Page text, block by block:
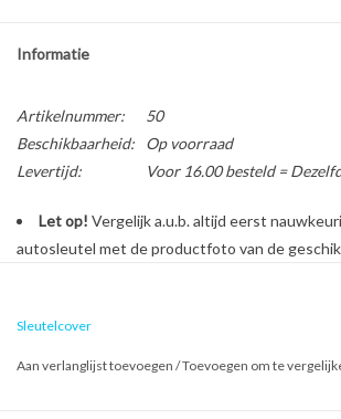
Informatie
Artikelnummer:
50
Beschikbaarheid:
Op voorraad
Levertijd:
Voor 16.00 besteld =
Let op! Vergelijk a.u.b. altijd eerst
autosleutel met de productfoto van de
Sleutelcover
Aan verlanglijst toevoegen /Toevoegen om te